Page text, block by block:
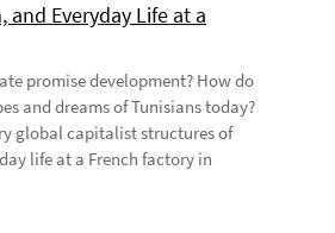
Everyday Life at a
promise development? How do
and dreams of Tunisians today?
global capitalist structures of
life at a French factory in